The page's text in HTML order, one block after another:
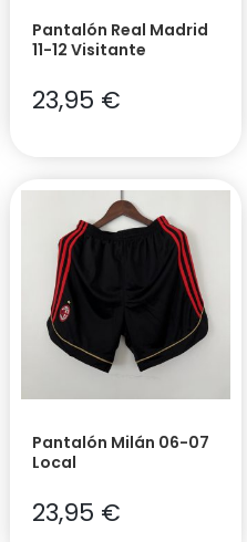
Pantalón Real Madrid
11-12 Visitante
23,95 €
Pantalón Milán 06-07
Local
23,95 €